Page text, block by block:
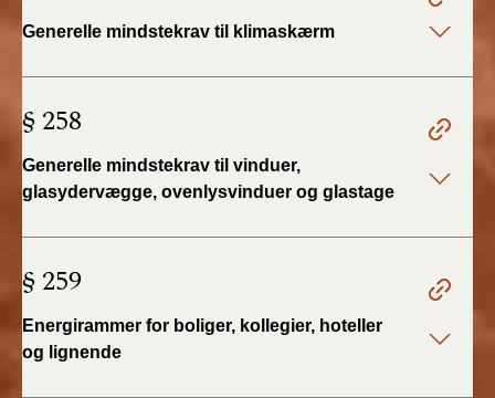
BR18 (29/6 - 31/12
BR18 (1/1-29/6
BR18 (1/7-31/12
BR18 (10/3-30/6
Generelle mindstekrav til klimaskærm
§ 258
Generelle mindstekrav til vinduer,
glasydervægge, ovenlysvinduer og glastage
§ 259
Energirammer for boliger, kollegier, hoteller
og lignende